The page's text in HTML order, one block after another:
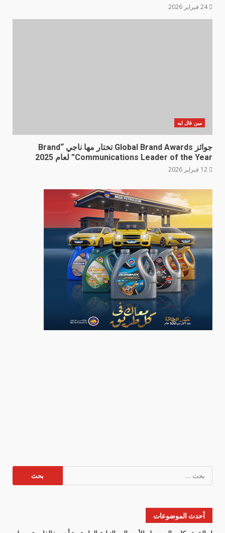
24 فبراير 2026
مين قال ايه
جوائز Global Brand Awards تختار مها ناجي “Brand
Communications Leader of the Year” لعام 2025
عن:
أحدث الموضوعات